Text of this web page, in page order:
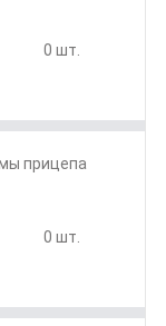
0 шт.
прицепа
0 шт.